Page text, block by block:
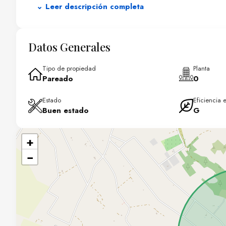
El exterior cuenta con piscina privada dentro de una
La propiedad cuenta con licencia de alquiler turístico
en zonas costeras de Mallorca dado el contexto
⌄ Leer descripción completa
Datos Generales
Tipo de propiedad
Pareado
Planta
0
Estado
Buen estado
Eficiencia
G
+
−